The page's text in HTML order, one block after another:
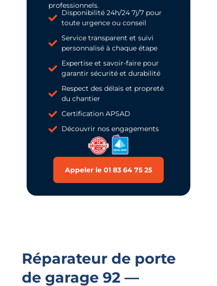
professionnels.
Disponibilité 24h/24 7j/7 pour
toute urgence ou conseil
Service transparent et suivi
personnalisé à chaque étape
Expertise et savoir-faire pour
garantir sécurité et durabilité
Respect des délais et propreté
du chantier
Certification APSAD
Découvrir nos engagements
Appeler le 01 83 64 75 25
Réparateur de porte
de garage 92 —